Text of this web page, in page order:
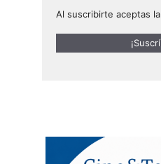
Al suscribirte aceptas la